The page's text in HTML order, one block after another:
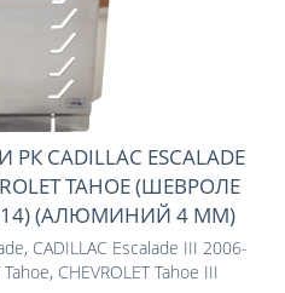
CADILLAC ESCALADE
TAHOE (ШЕВРОЛЕ
(АЛЮМИНИЙ 4 ММ)
, CADILLAC Escalade III 2006-
Tahoe, CHEVROLET Tahoe III